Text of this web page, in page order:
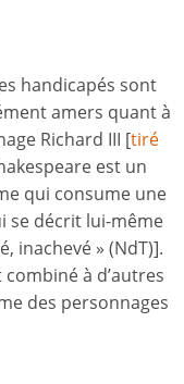
handicapés sont
amers quant à
Richard III [tiré
est un
qui consume une
se décrit lui-même
inachevé » (NdT)].
à d’autres
des personnages